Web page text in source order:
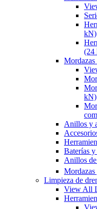
kN)
(24
Mordazas
kN)
Anillos y
Baterías y
Anillos
Mordazas
Limpieza de
View All